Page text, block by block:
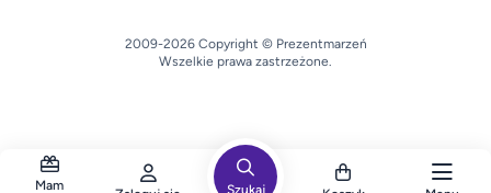
Mam Szukaj
2009-2026 Copyright © Prezentmarzeń
Wszelkie prawa zastrzeżone.